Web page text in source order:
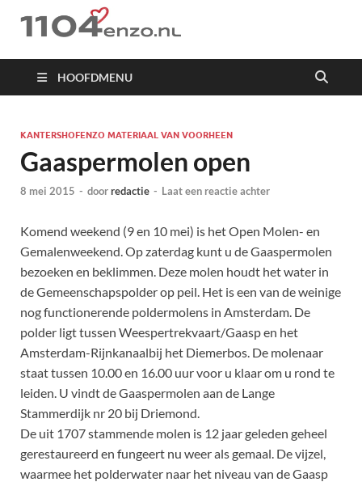
1104 en zo
HOOFDMENU
KANTERSHOFENZO MATERIAAL VAN VOORHEEN
Gaaspermolen open
8 mei 2015 - doorredactie - Laat een reactie achter
Komend weekend (9 en 10 mei) is het Open Molen- en
Gemalenweekend. Op zaterdag kunt u de Gaaspermolen
bezoeken en beklimmen. Deze molen houdt het water in
de Gemeenschapspolder op peil. Het is een van de weinige
nog functionerende poldermolens in Amsterdam. De
polder ligt tussen Weespertrekvaart/Gaasp en het
Amsterdam-Rijnkanaalbij het Diemerbos. De molenaar
staat tussen 10.00 en 16.00 uur voor u klaar om u rond te
leiden. U vindt de Gaaspermolen aan de Lange
Stammerdijk nr 20 bij Driemond.
De uit 1707 stammende molen is 12 jaar geleden geheel
gerestaureerd en fungeert nu weer als gemaal. De vijzel,
waarmee het polderwater naar het niveau van de Gaasp